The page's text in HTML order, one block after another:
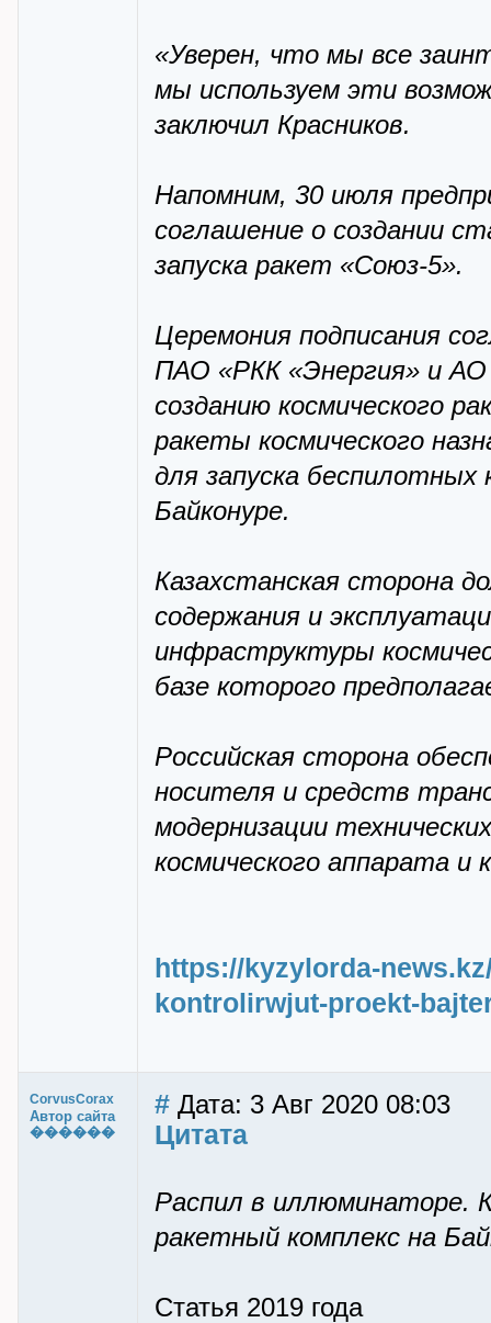
«Уверен, что мы все
мы используем эти
заключил Красников.
Напомним, 30 июля
соглашение о создании
запуска ракет «Союз-5».
Церемония подписания
ПАО «РКК «Энергия» и АО
созданию космического
ракеты космического
для запуска беспилотных
Байконуре.
Казахстанская сторона
содержания и
инфраструктуры
базе которого
Российская сторона
носителя и средств
модернизации
космического аппарата и
https://kyzylorda-
kontrolirwjut-proekt-
CorvusCorax
Автор сайта
������
# Дата: 3 Авг 2020 08:03
Цитата
Распил в иллюминаторе.
ракетный комплекс на
Статья 2019 года